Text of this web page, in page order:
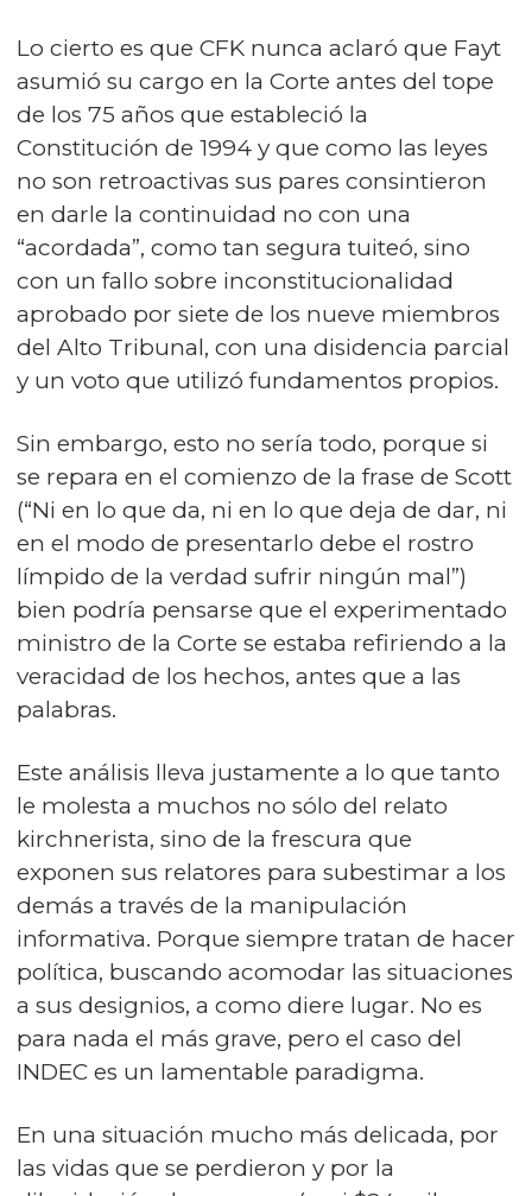
Lo cierto es que CFK nunca aclaró que Fayt
asumió su cargo en la Corte antes del tope
de los 75 años que estableció la
Constitución de 1994 y que como las leyes
no son retroactivas sus pares consintieron
en darle la continuidad no con una
“acordada”, como tan segura tuiteó, sino
con un fallo sobre inconstitucionalidad
aprobado por siete de los nueve miembros
del Alto Tribunal, con una disidencia parcial
y un voto que utilizó fundamentos propios.
Sin embargo, esto no sería todo, porque si
se repara en el comienzo de la frase de Scott
(“Ni en lo que da, ni en lo que deja de dar, ni
en el modo de presentarlo debe el rostro
límpido de la verdad sufrir ningún mal”)
bien podría pensarse que el experimentado
ministro de la Corte se estaba refiriendo a la
veracidad de los hechos, antes que a las
palabras.
Este análisis lleva justamente a lo que tanto
le molesta a muchos no sólo del relato
kirchnerista, sino de la frescura que
exponen sus relatores para subestimar a los
demás a través de la manipulación
informativa. Porque siempre tratan de hacer
política, buscando acomodar las situaciones
a sus designios, a como diere lugar. No es
para nada el más grave, pero el caso del
INDEC es un lamentable paradigma.
En una situación mucho más delicada, por
las vidas que se perdieron y por la